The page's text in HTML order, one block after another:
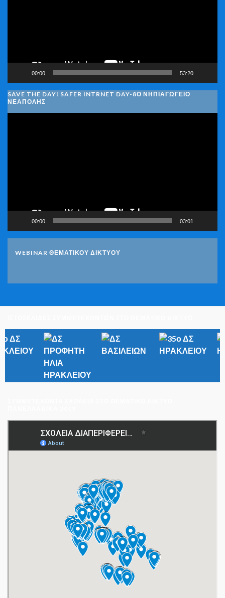
00:00 53:20
SAVE THE DAY! SAFER INTRNET DAY-8Ο ΝΗΠΙΑΓΩΓΕΙΟ
ΝΕΑΠΟΛΗΣ
00:00 03:01
WEBINAR ΘΕΜΑΤΙΚΟΥ ΔΙΚΤΥΟΥ